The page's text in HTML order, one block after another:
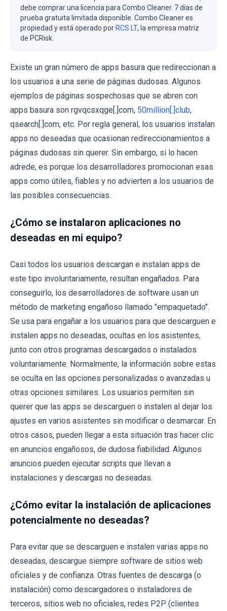
debe comprar una licencia para Combo Cleaner. 7 días de
prueba gratuita limitada disponible. Combo Cleaner es
propiedad y está operado por RCS LT, la empresa matriz
de PCRisk.
Existe un gran número de apps basura que redireccionan a
los usuarios a una serie de páginas dudosas. Algunos
ejemplos de páginas sospechosas que se abren con
apps basura son rgvqcsxqge[.]com, 50million[.]club,
qsearch[.]com, etc. Por regla general, los usuarios instalan
apps no deseadas que ocasionan redireccionamientos a
páginas dudosas sin querer. Sin embargo, si lo hacen
adrede, es porque los desarrolladores promocionan esas
apps como útiles, fiables y no advierten a los usuarios de
las posibles consecuencias.
¿Cómo se instalaron aplicaciones no
deseadas en mi equipo?
Casi todos los usuarios descargan e instalan apps de
este tipo involuntariamente, resultan engañados. Para
conseguirlo, los desarrolladores de software usan un
método de marketing engañoso llamado "empaquetado".
Se usa para engañar a los usuarios para que descarguen e
instalen apps no deseadas, ocultas en los asistentes,
junto con otros programas descargados o instalados
voluntariamente. Normalmente, la información sobre estas
se oculta en las opciones personalizadas o avanzadas u
otras opciones similares. Los usuarios permiten sin
querer que las apps se descarguen o instalen al dejar los
ajustes en varios asistentes sin modificar o desmarcar. En
otros casos, pueden llegar a esta situación tras hacer clic
en anuncios engañosos, de dudosa fiabilidad. Algunos
anuncios pueden ejecutar scripts que llevan a
instalaciones y descargas no deseadas.
¿Cómo evitar la instalación de aplicaciones
potencialmente no deseadas?
Para evitar que se descarguen e instalen varias apps no
deseadas, descargue siempre software de sitios web
oficiales y de confianza. Otras fuentes de descarga (o
instalación) como descargadores o instaladores de
terceros, sitios web no oficiales, redes P2P (clientes